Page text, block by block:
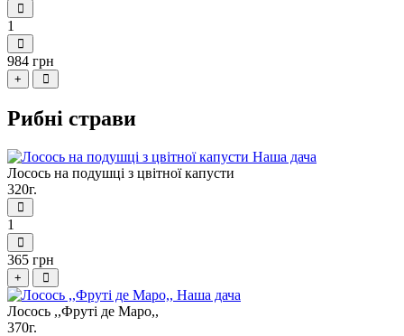
1
984 грн
+
Рибні страви
Лосось на подушці з цвітної капусти
320г.
1
365 грн
+
Лосось ,,Фруті де Маро,,
370г.